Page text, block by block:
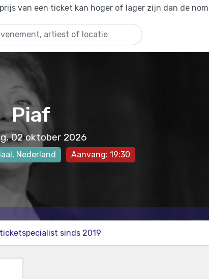
van een ticket kan hoger of lager zijn dan de
Piaf
02 oktober 2026
, Nederland Aanvang: 19:30
sinds 2019